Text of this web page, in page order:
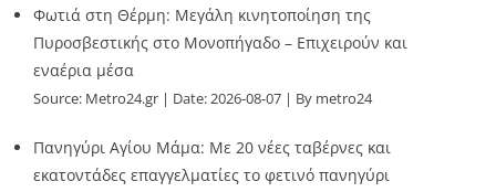
Φωτιά στη Θέρμη: Μεγάλη κινητοποίηση της
Πυροσβεστικής στο Μονοπήγαδο – Επιχειρούν και
εναέρια μέσα
Source: Metro24.gr Date: 2026-08-07 By metro24
Πανηγύρι Αγίου Μάμα: Με 20 νέες ταβέρνες και
εκατοντάδες επαγγελματίες το φετινό πανηγύρι